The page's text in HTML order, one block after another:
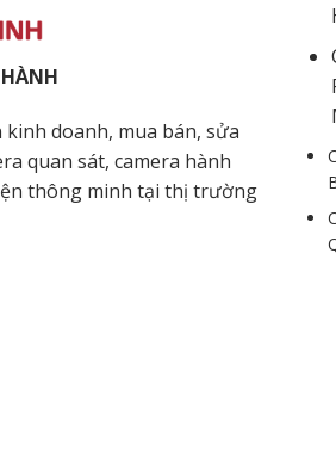
kinh doanh, mua bán, sửa
quan sát, camera hành
thông minh tại thị trường